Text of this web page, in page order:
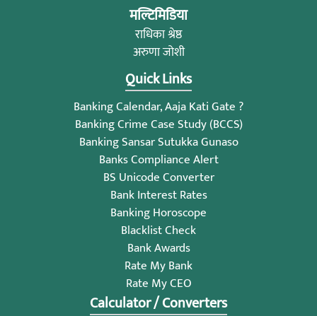
मल्टिमिडिया
राधिका श्रेष्ठ
अरुणा जोशी
Quick Links
Banking Calendar, Aaja Kati Gate ?
Banking Crime Case Study (BCCS)
Banking Sansar Sutukka Gunaso
Banks Compliance Alert
BS Unicode Converter
Bank Interest Rates
Banking Horoscope
Blacklist Check
Bank Awards
Rate My Bank
Rate My CEO
Calculator / Converters